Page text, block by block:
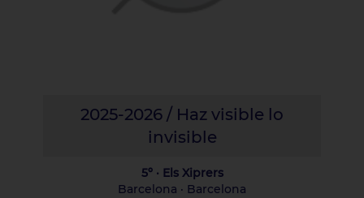
2025-2026 / Haz visible lo
invisible
5º · Els Xiprers
Barcelona · Barcelona